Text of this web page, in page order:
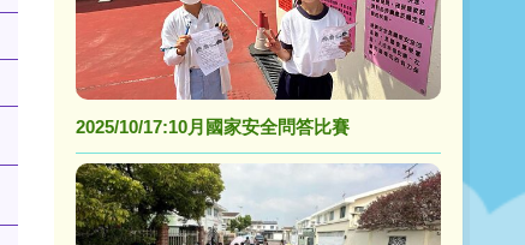
2025/10/17:10月國家安全問答比賽